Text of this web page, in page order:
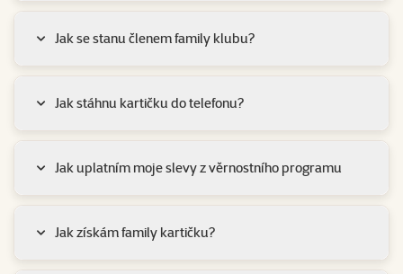
Jak se stanu členem family klubu?
Jak stáhnu kartičku do telefonu?
Jak uplatním moje slevy z věrnostního programu
Jak získám family kartičku?